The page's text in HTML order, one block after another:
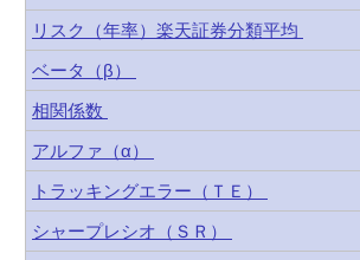
リスク（年率）楽天証券分類平均
ベータ（β）
相関係数
アルファ（α）
トラッキングエラー（ＴＥ）
シャープレシオ（ＳＲ）